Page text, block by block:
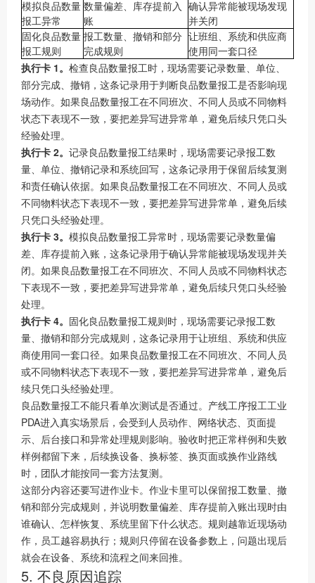
模拟良品数量
报工异常
数量偏差、库存提前入
账
确认异常能被现场发现
并关闭
固化良品数量
报工规则
报工数量、撤销和部分
完成规则
让班组、系统和供应商
使用同一套口径
执行卡 1。 检查良品数量报工时，现场需要记录数量、单位、
部分完成、撤销，这条记录用于判断良品数量报工是否影响现
场动作。如果良品数量报工在不同班次、不同人员或不同物料
状态下表现不一致，要把差异写进异常单，避免后续只凭口头
经验处理。
执行卡 2。 记录良品数量报工结果时，现场需要记录报工数
量、单位、撤销记录和系统回写，这条记录用于保留后续复测
和责任确认依据。如果良品数量报工在不同班次、不同人员或
不同物料状态下表现不一致，要把差异写进异常单，避免后续
只凭口头经验处理。
执行卡 3。 模拟良品数量报工异常时，现场需要记录数量偏
差、库存提前入账，这条记录用于确认异常能被现场发现并关
闭。如果良品数量报工在不同班次、不同人员或不同物料状态
下表现不一致，要把差异写进异常单，避免后续只凭口头经验
处理。
执行卡 4。 固化良品数量报工规则时，现场需要记录报工数
量、撤销和部分完成规则，这条记录用于让班组、系统和供应
商使用同一套口径。如果良品数量报工在不同班次、不同人员
或不同物料状态下表现不一致，要把差异写进异常单，避免后
续只凭口头经验处理。
良品数量报工不能只看单次测试是否通过。产线工序报工工业
PDA进入真实场景后，会受到人员动作、网络状态、页面提
示、后台接口和异常处理规则影响。验收时把正常样例和失败
样例都留下来，后续换设备、换标签、换页面或换作业路线
时，团队才能按同一套方法复测。
这部分内容还要写进作业卡。作业卡里可以保留报工数量、撤
销和部分完成规则，并说明数量偏差、库存提前入账出现时由
谁确认、怎样恢复、系统里留下什么状态。规则越靠近现场动
作，员工越容易执行；规则只停留在设备参数上，问题出现后
就会在设备、系统和流程之间来回推。
5. 不良原因追踪